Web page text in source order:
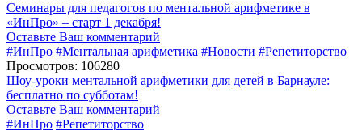
Семинары для педагогов по ментальной арифметике в
«ИнПро» – старт 1 декабря!
Оставьте Ваш комментарий
#ИнПро #Ментальная арифметика #Новости #Репетиторство
Просмотров: 106280
Шоу-уроки ментальной арифметики для детей в Барнауле:
бесплатно по субботам!
Оставьте Ваш комментарий
#ИнПро #Репетиторство